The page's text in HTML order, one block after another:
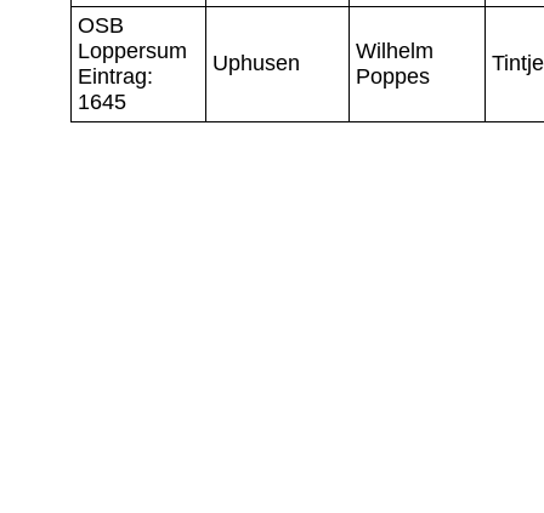
OSB
Loppersum
Eintrag:
1645
Uphusen
Wilhelm
Poppes